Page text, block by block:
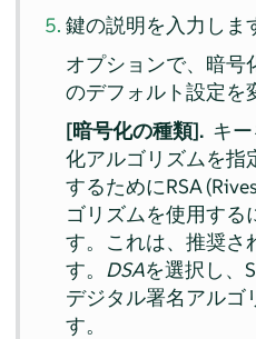
鍵の説明を入力しま
オプションで、暗号
のデフォルト設定を
[暗号化の種類]. キ
化アルゴリズムを指
するためにRSA
ゴリズムを使用する
す。これは、推奨さ
す。 DSAを選択し、
デジタル署名アルゴ
す。